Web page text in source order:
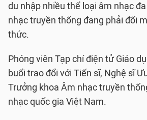
du nhập nhiều thể loại âm nhạc
nhạc truyền thống đang phải đối
thức.
Phóng viên Tạp chí điện tử Giáo
buổi trao đổi với Tiến sĩ, Nghệ sĩ
Trưởng khoa Âm nhạc truyền
nhạc quốc gia Việt Nam.